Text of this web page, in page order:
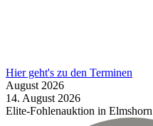
Hier geht's zu den Terminen
August 2026
14. August 2026
Elite-Fohlenauktion in Elmshorn